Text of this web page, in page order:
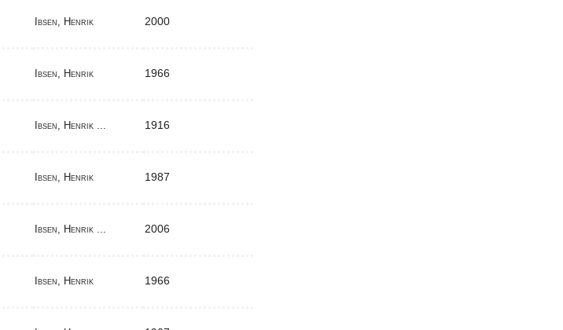
Ibsen, Henrik 2000
Ibsen, Henrik 1966
Ibsen, Henrik ... 1916
Ibsen, Henrik 1987
Ibsen, Henrik ... 2006
Ibsen, Henrik 1966